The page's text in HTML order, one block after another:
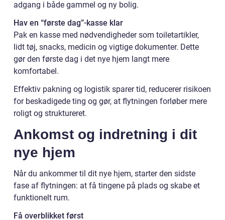
adgang i både gammel og ny bolig.
Hav en “første dag”-kasse klar
Pak en kasse med nødvendigheder som toiletartikler,
lidt tøj, snacks, medicin og vigtige dokumenter. Dette
gør den første dag i det nye hjem langt mere
komfortabel.
Effektiv pakning og logistik sparer tid, reducerer risikoen
for beskadigede ting og gør, at flytningen forløber mere
roligt og struktureret.
Ankomst og indretning i dit
nye hjem
Når du ankommer til dit nye hjem, starter den sidste
fase af flytningen: at få tingene på plads og skabe et
funktionelt rum.
Få overblikket først